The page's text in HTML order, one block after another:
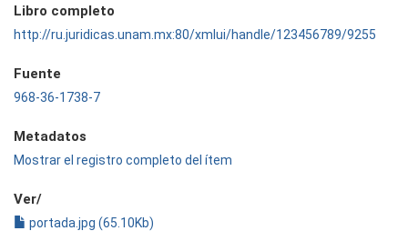
Libro completo
http://ru.juridicas.unam.mx:80/xmlui/handle/123456789/9255
Fuente
968-36-1738-7
Metadatos
Mostrar el registro completo del ítem
Ver/
portada.jpg (65.10Kb)